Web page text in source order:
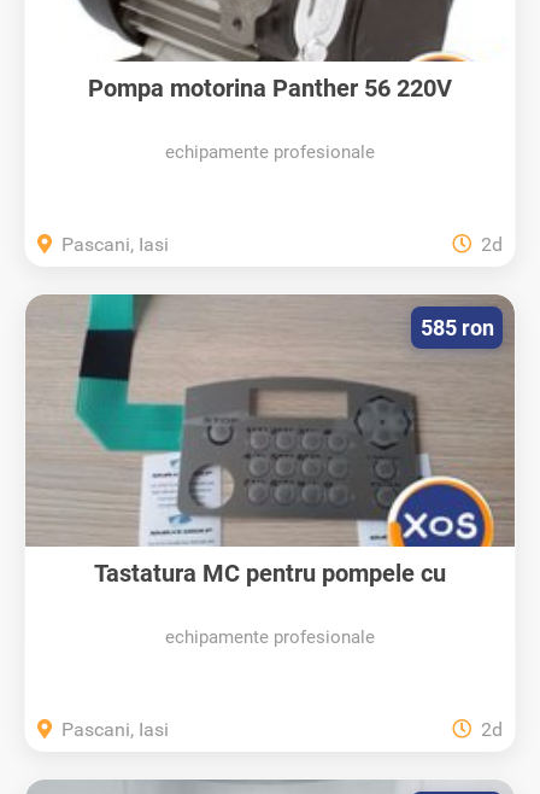
Pompa motorina Panther 56 220V
echipamente profesionale
Pascani, Iasi 2d
Tastatura MC pentru pompele cu
echipamente profesionale
585 ron
Pascani, Iasi 2d